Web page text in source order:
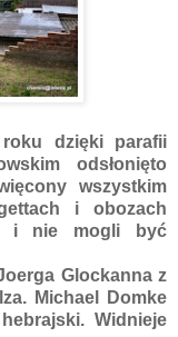
dzięki parafii
odsłonięto
wszystkim
i obozach
i nie mogli być
Glockanna z
Michael Domke
hebrajski. Widnieje